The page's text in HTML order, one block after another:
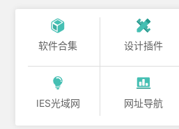
软件合集 设计插件
IES光域网 网址导航